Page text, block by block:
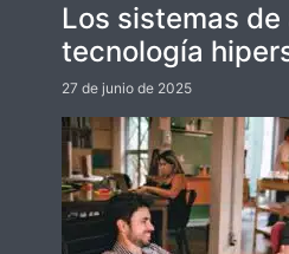
Los sistemas de
tecnología
27 de junio de 2025